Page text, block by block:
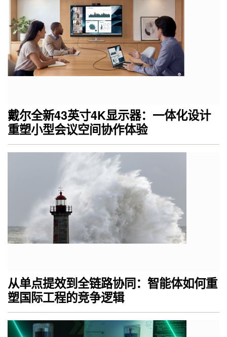
戴尔全新43英寸4K显示器：一体化设计
重塑小型会议空间协作体验
从单点提效到全链路协同：智能体如何重
塑国际工程的竞争逻辑